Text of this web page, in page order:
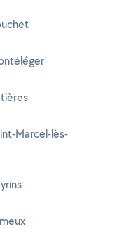
Marcel-lès-